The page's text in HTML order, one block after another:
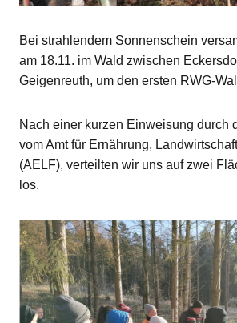
Bei strahlendem Sonnenschein
am 18.11. im Wald zwischen
Geigenreuth, um den ersten RWG-
Nach einer kurzen Einweisung durch
vom Amt für Ernährung,
(AELF), verteilten wir uns auf zwei
los.